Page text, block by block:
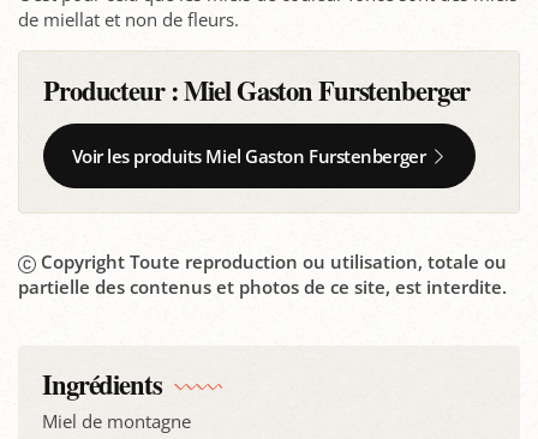
de miellat et non de fleurs.
Producteur :Miel Gaston Furstenberger
Voir les produits Miel Gaston Furstenberger
Copyright Toute reproduction ou utilisation, totale ou
partielle des contenus et photos de ce site, est interdite.
Ingrédients
Miel de montagne